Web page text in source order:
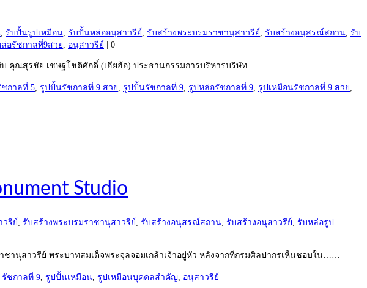
, รับปั้นรูปเหมือน, รับปั้นหล่ออนุสาวรีย์, รับสร้างพระบรมราชานุสาวรีย์, รับสร้างอนุสรณ์สถาน, รับ
อรัชกาลที่9สวย, อนุสาวรีย์ 0
บ คุณสุรชัย เชษฐโชติศักดิ์ (เฮียฮ้อ) ประธานกรรมการบริหารบริษัท…..
กาลที่ 5, รูปปั้นรัชกาลที่ 9 สวย, รูปปั้นรัชกาลที่ 9, รูปหล่อรัชกาลที่ 9, รูปเหมือนรัชกาลที่ 9 สวย,
Studio
รีย์, รับสร้างพระบรมราชานุสาวรีย์, รับสร้างอนุสรณ์สถาน, รับสร้างอนุสาวรีย์, รับหล่อรูป
ชานุสาวรีย์ พระบาทสมเด็จพระจุลจอมเกล้าเจ้าอยู่หัว หลังจากที่กรมศิลปากรเห็นชอบใน……
รัชกาลที่ 9, รูปปั้นเหมือน, รูปเหมือนบุคคลสำคัญ, อนุสาวรีย์